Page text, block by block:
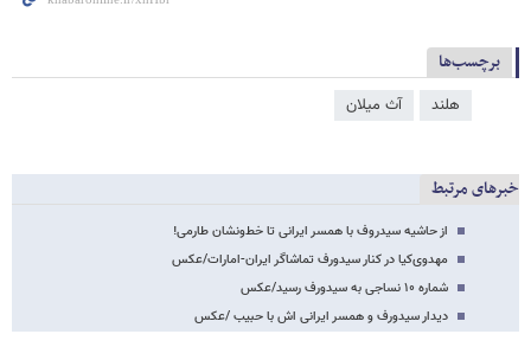
برچسب‌ها
هلند آث میلان
خبرهای مرتبط
از حاشیه سیدروف با همسر ایرانی تا خط‌ونشان طارمی!
مهدوی‌کیا در کنار سیدورف تماشاگر ایران-امارات‌/‌عکس
شماره ۱۰ نساجی به سیدورف رسید/عکس
دیدار سیدورف و همسر ایرانی اش با حبیب /عکس